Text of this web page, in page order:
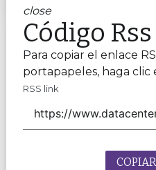
close
Código Rss
Para copiar el enlace
portapapeles, haga clic
RSS link